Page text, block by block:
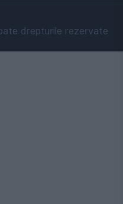
drepturile rezervate